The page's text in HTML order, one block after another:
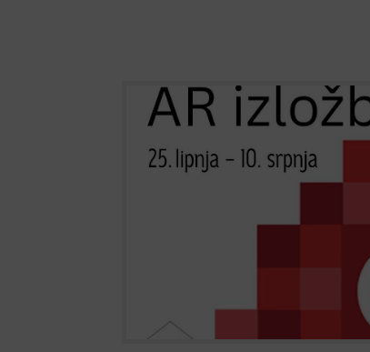
eKultura – AR izložba
Od sutra u našoj knjižnici možete
izložbu eKULTURA koja kroz
(AR) donosi novo iskustvo
Cetinske krajine i Muzeja hrvatskih...